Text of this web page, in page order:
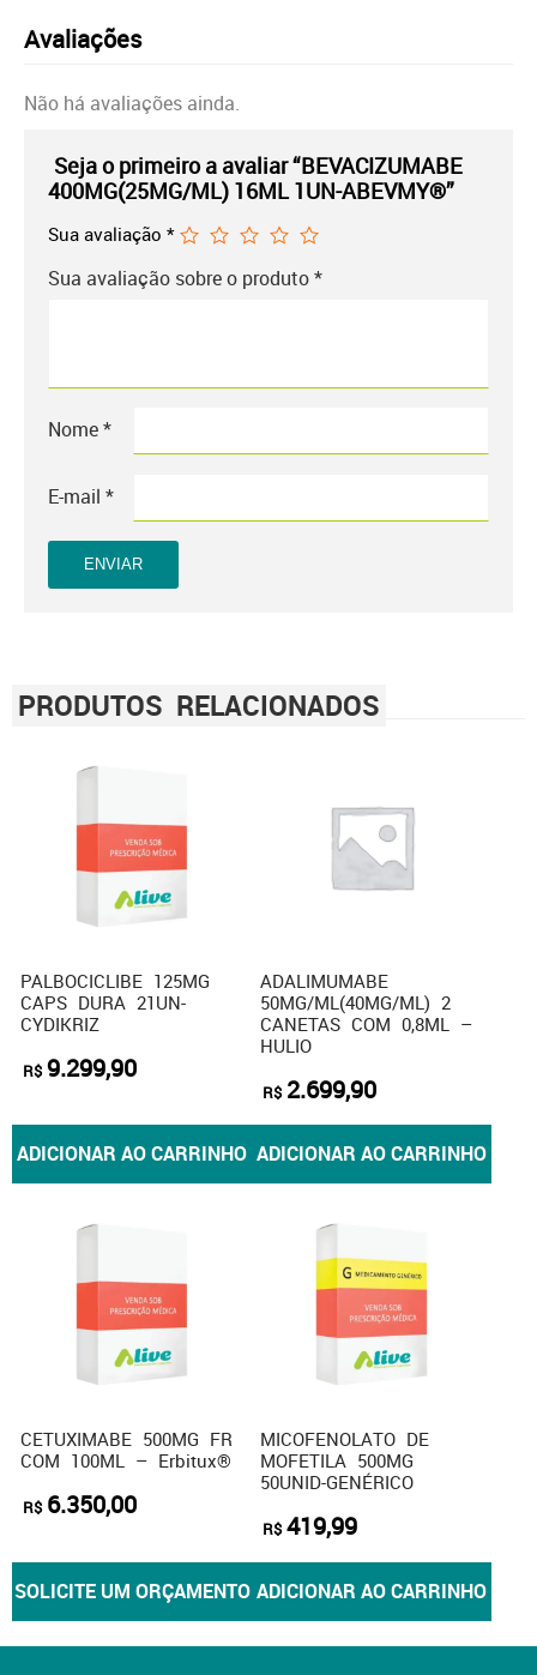
Avaliações
Não há avaliações ainda.
Seja o primeiro a avaliar “BEVACIZUMABE
400MG(25MG/ML) 16ML 1UN-ABEVMY®”
Sua avaliação *
Sua avaliação sobre o produto*
Nome*
E-mail *
PRODUTOS RELACIONADOS
PALBOCICLIBE 125MG
CAPS DURA 21UN-
CYDIKRIZ
R$ 9.299,90
ADICIONAR AO CARRINHO
ADALIMUMABE
50MG/ML(40MG/ML) 2
CANETAS COM 0,8ML –
HULIO
R$ 2.699,90
ADICIONAR AO CARRINHO
CETUXIMABE 500MG FR
COM 100ML – Erbitux®
R$ 6.350,00
SOLICITE UM ORÇAMENTO
MICOFENOLATO DE
MOFETILA 500MG
50UNID-GENÉRICO
R$ 419,99
ADICIONAR AO CARRINHO